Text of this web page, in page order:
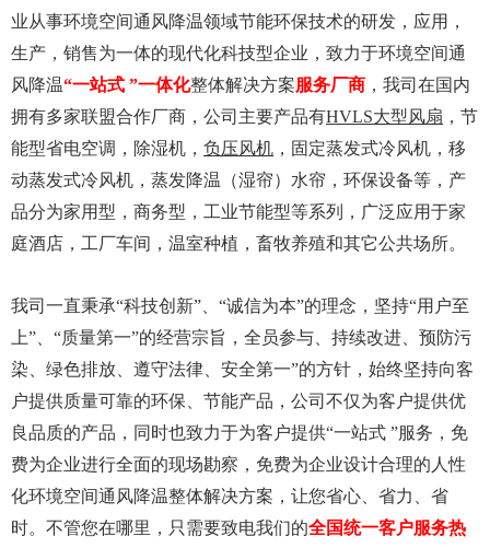
业从事环境空间通风降温领域节能环保技术的研发，应用，
生产，销售为一体的现代化科技型企业，致力于环境空间通
风降温“一站式 ”一体化整体解决方案服务厂商 ，我司在国内
拥有多家联盟合作厂商，公司主要产品有HVLS大型风扇 ，节
能型省电空调，除湿机， 负压风机 ， 固定蒸发式冷风机 ，移
动蒸发式冷风机，蒸发降温（湿帘）水帘，环保设备等，产
品分为家用型，商务型，工业节能型等系列，广泛应用于家
庭酒店，工厂车间，温室种植，畜牧养殖和其它公共场所。
我司一直秉承“科技创新”、“诚信为本”的理念，坚持“用户至
上”、“质量第一”的经营宗旨，全员参与、持续改进、预防污
染、绿色排放、遵守法律、安全第一”的方针，始终坚持向客
户提供质量可靠的环保、节能产品，公司不仅为客户提供优
良品质的产品，同时也致力于为客户提供“一站式 ”服务，免
费为企业进行全面的现场勘察，免费为企业设计合理的人性
化环境空间通风降温整体解决方案，让您省心、省力、省
时。不管您在哪里，只需要致电我们的全国统一客户服务热